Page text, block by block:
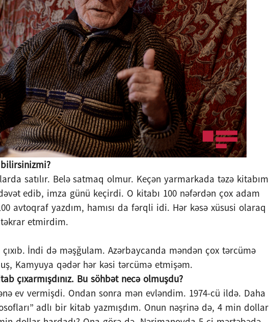
satılır. Belə satmaq olmur. Keçən yarmarkada təzə kitabım
edib, imza günü keçirdi. O kitabı 100 nəfərdən çox adam
avtoqraf yazdım, hamısı da fərqli idi. Hər kəsə xüsusi olaraq
etmirdim.
İndi də məşğulam. Azərbaycanda məndən çox tərcümə
Kamyuya qədər hər kəsi tərcümə etmişəm.
çıxarmışdınız. Bu söhbət necə olmuşdu?
ev vermişdi. Ondan sonra mən evləndim. 1974-cü ildə. Daha
adlı bir kitab yazmışdım. Onun nəşrinə də, 4 min dollar